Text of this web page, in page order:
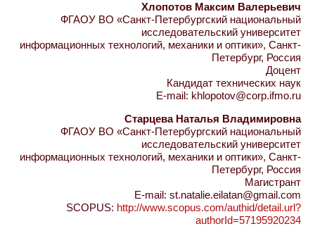
Хлопотов Максим Валерьевич
ФГАОУ ВО «Санкт-Петербургский национальный
исследовательский университет
информационных технологий, механики и оптики», Санкт-
Петербург, Россия
Доцент
Кандидат технических наук
E-mail: khlopotov@corp.ifmo.ru
Старцева Наталья Владимировна
ФГАОУ ВО «Санкт-Петербургский национальный
исследовательский университет
информационных технологий, механики и оптики», Санкт-
Петербург, Россия
Магистрант
E-mail: st.natalie.eilatan@gmail.com
SCOPUS: http://www.scopus.com/authid/detail.url?
authorId=57195920234